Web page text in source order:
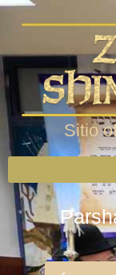
Sitio